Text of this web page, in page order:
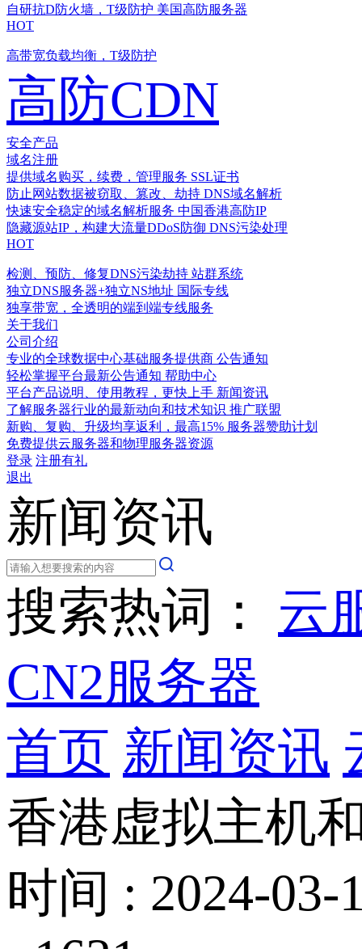
自研抗D防火墙，T级防护 美国高防服务器
HOT
高带宽负载均衡，T级防护
高防CDN
安全产品
域名注册
提供域名购买，续费，管理服务 SSL证书
防止网站数据被窃取、篡改、劫持 DNS域名解析
快速安全稳定的域名解析服务 中国香港高防IP
隐藏源站IP，构建大流量DDoS防御 DNS污染处理
HOT
检测、预防、修复DNS污染劫持 站群系统
独立DNS服务器+独立NS地址 国际专线
独享带宽，全透明的端到端专线服务
关于我们
公司介绍
专业的全球数据中心基础服务提供商 公告通知
轻松掌握平台最新公告通知 帮助中心
平台产品说明、使用教程，更快上手 新闻资讯
了解服务器行业的最新动向和技术知识 推广联盟
新购、复购、升级均享返利，最高15% 服务器赞助计划
免费提供云服务器和物理服务器资源
登录 注册有礼
退出
新闻资讯
搜索热词： 云
CN2服务器
首页 新闻资讯
香港虚拟主机
时间 : 2024-03-